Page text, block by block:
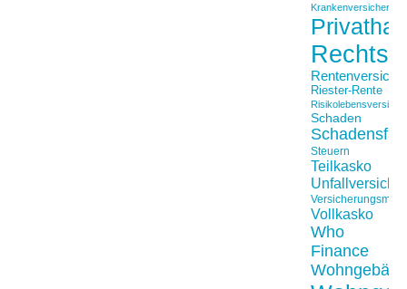
Krankenversicherung
Riester-Rente
Schaden
Steuern
Teilkasko
Vollkasko
Who
Finance